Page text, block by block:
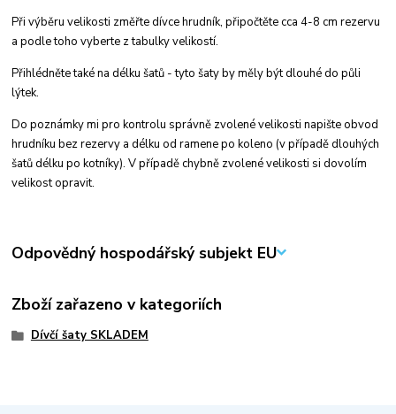
Při výběru velikosti změřte dívce hrudník, připočtěte cca 4-8 cm rezervu
a podle toho vyberte z tabulky velikostí.
Přihlédněte také na délku šatů - tyto šaty by měly být dlouhé do půli
lýtek.
Do poznámky mi pro kontrolu správně zvolené velikosti napište obvod
hrudníku bez rezervy a délku od ramene po koleno (v případě dlouhých
šatů délku po kotníky). V případě chybně zvolené velikosti si dovolím
velikost opravit.
Odpovědný hospodářský subjekt EU
Zboží zařazeno v kategoriích
Dívčí šaty SKLADEM